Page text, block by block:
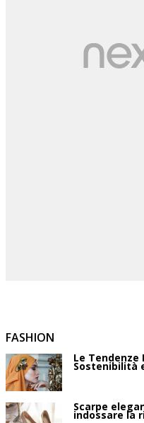
FASHION
Le Tendenze
Sostenibilità
Scarpe
indossare la